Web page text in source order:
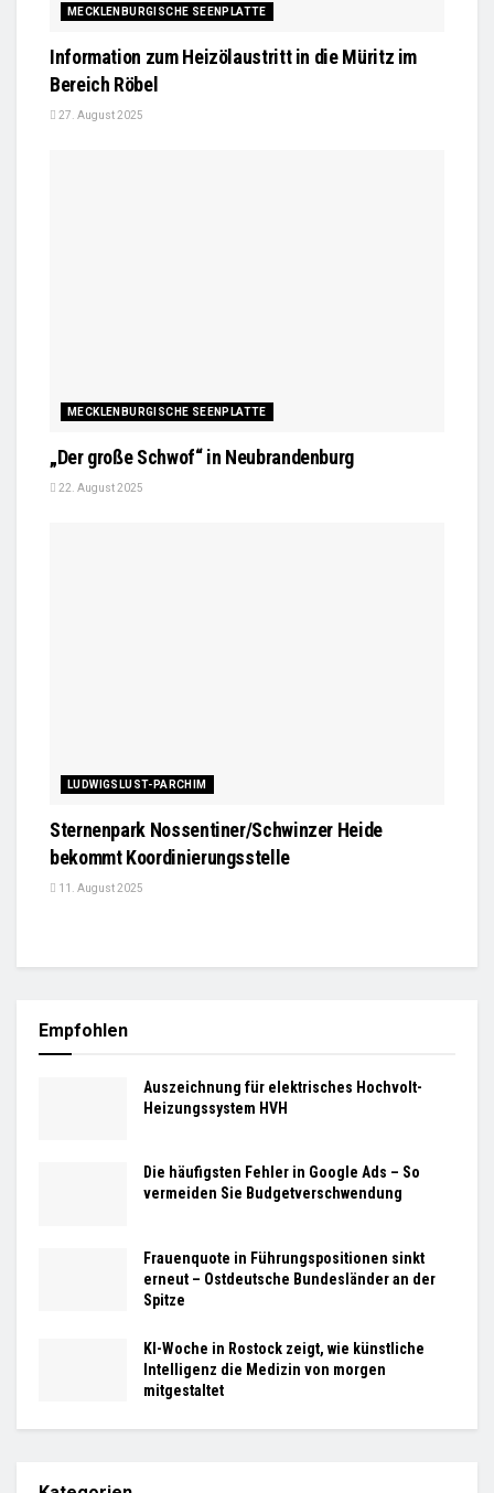
MECKLENBURGISCHE SEENPLATTE
Information zum Heizölaustritt in die Müritz im
Bereich Röbel
27. August 2025
MECKLENBURGISCHE SEENPLATTE
„Der große Schwof“ in Neubrandenburg
22. August 2025
LUDWIGSLUST-PARCHIM
Sternenpark Nossentiner/Schwinzer Heide
bekommt Koordinierungsstelle
11. August 2025
Empfohlen
Auszeichnung für elektrisches Hochvolt-
Heizungssystem HVH
Die häufigsten Fehler in Google Ads – So
vermeiden Sie Budgetverschwendung
Frauenquote in Führungspositionen sinkt
erneut – Ostdeutsche Bundesländer an der
Spitze
KI-Woche in Rostock zeigt, wie künstliche
Intelligenz die Medizin von morgen
mitgestaltet